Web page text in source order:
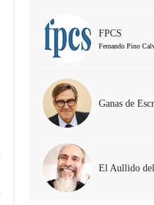
FPCS
Fernando Pino
Ganas de
El Aullido